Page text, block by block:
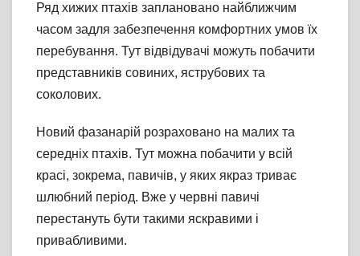
Ряд хижих птахів заплановано найближчим
часом задля забезпечення комфортних умов їх
перебування. Тут відвідувачі можуть побачити
представників совиних, яструбових та
соколових.
Новий фазанарій розраховано на малих та
середніх птахів. Тут можна побачити у всій
красі, зокрема, павичів, у яких якраз триває
шлюбний період. Вже у червні павичі
перестануть бути такими яскравими і
привабливими.